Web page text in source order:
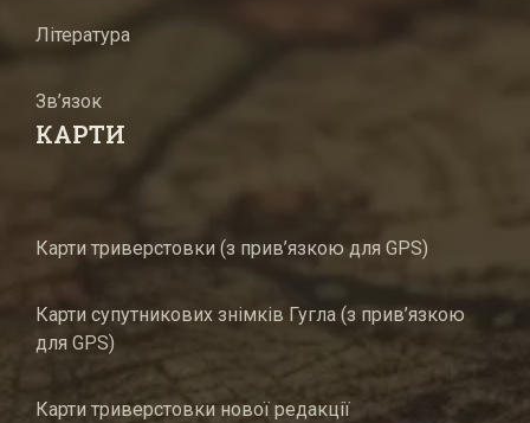
Література
Зв’язок
КАРТИ
Карти триверстовки (з прив’язкою для GPS)
Карти супутникових знімків Гугла (з прив’язкою
для GPS)
Карти триверстовки нової редакції